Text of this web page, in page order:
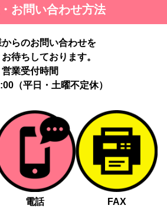
お問い合わせ方法
からのお問い合わせを
待ちしております。
営業受付時間
（平日・土曜不定休）
電話 FAX